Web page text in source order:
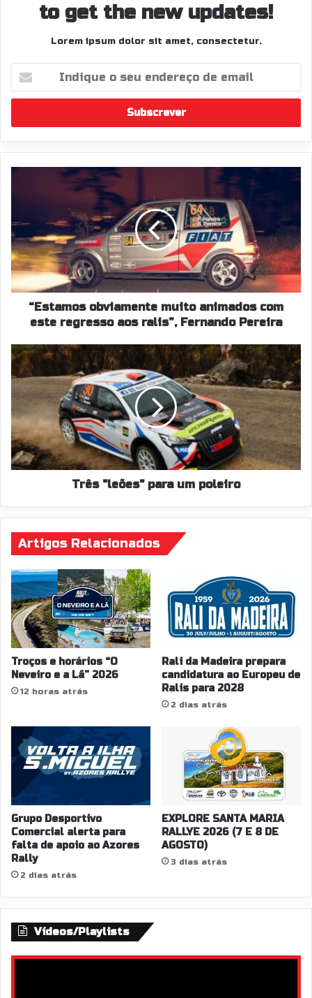
to get the new updates!
Lorem ipsum dolor sit amet, consectetur.
seu
de
email
“Estamos
com
este
regresso
aos
ralis”,
Fernando
Pereira
“Estamos obviamente muito animados com
este regresso aos ralis”, Fernando Pereira
Três
"leões"
para
um
poleiro
Três "leões" para um poleiro
Artigos Relacionados
Troços e horários “O
Neveiro e a Lã” 2026
12 horas atrás
Rali da Madeira prepara
candidatura ao Europeu de
Ralis para 2028
2 dias atrás
Grupo Desportivo
Comercial alerta para
falta de apoio ao Azores
Rally
2 dias atrás
EXPLORE SANTA MARIA
RALLYE 2026 (7 E 8 DE
AGOSTO)
3 dias atrás
Vídeos/Playlists